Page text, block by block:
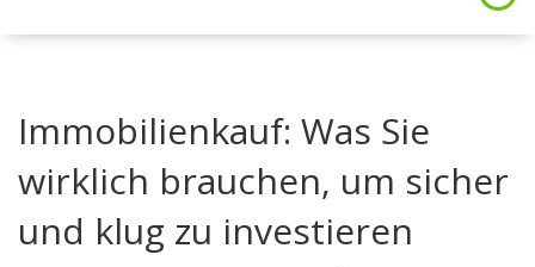
Immobilienkauf: Was Sie
wirklich brauchen, um sicher
und klug zu investieren